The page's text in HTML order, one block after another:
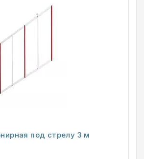
под стрелу 3 м